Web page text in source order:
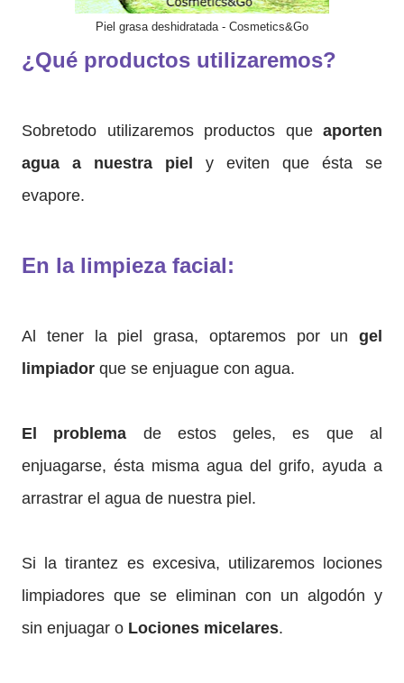
Piel grasa deshidratada - Cosmetics&Go
¿Qué productos utilizaremos?
Sobretodo utilizaremos productos que aporten
agua a nuestra piel
y eviten que ésta se
evapore.
En la limpieza facial:
Al tener la piel grasa, optaremos por un gel
limpiador que se enjuague con agua.
El problema de estos geles, es que al
enjuagarse, ésta misma agua del grifo, ayuda a
arrastrar el agua de nuestra piel.
Si la tirantez es excesiva, utilizaremos lociones
limpiadores que se eliminan con un algodón y
sin enjuagar o Lociones micelares.